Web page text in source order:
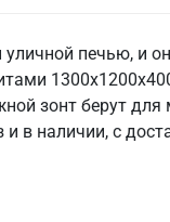
печью, и
зонт берут
наличии, с